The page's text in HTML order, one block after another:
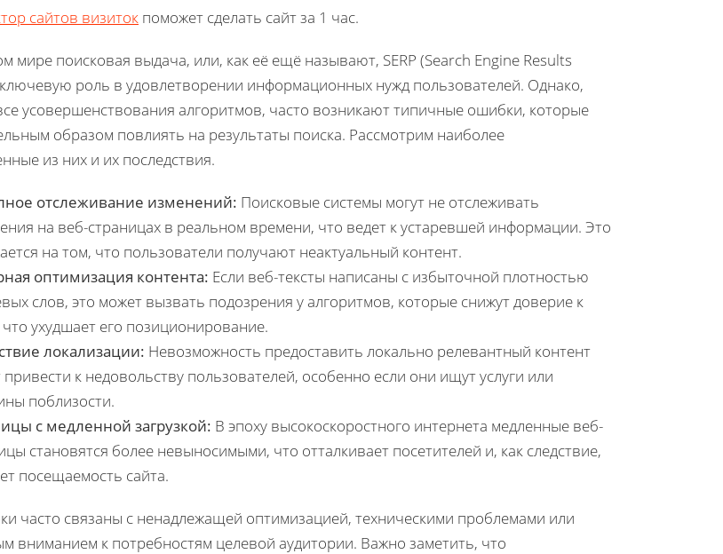
сайтов визиток поможет сделать сайт за 1 час.
мире поисковая выдача, или, как её ещё называют, SERP (Search Engine Results
ключевую роль в удовлетворении информационных нужд пользователей. Однако,
усовершенствования алгоритмов, часто возникают типичные ошибки, которые
образом повлиять на результаты поиска. Рассмотрим наиболее
из них и их последствия.
отслеживание изменений: Поисковые системы могут не отслеживать
на веб-страницах в реальном времени, что ведет к устаревшей информации. Это
на том, что пользователи получают неактуальный контент.
оптимизация контента: Если веб-тексты написаны с избыточной плотностью
слов, это может вызвать подозрения у алгоритмов, которые снижут доверие к
что ухудшает его позиционирование.
локализации: Невозможность предоставить локально релевантный контент
к недовольству пользователей, особенно если они ищут услуги или
поблизости.
с медленной загрузкой: В эпоху высокоскоростного интернета медленные веб-
становятся более невыносимыми, что отталкивает посетителей и, как следствие,
посещаемость сайта.
часто связаны с ненадлежащей оптимизацией, техническими проблемами или
вниманием к потребностям целевой аудитории. Важно заметить, что